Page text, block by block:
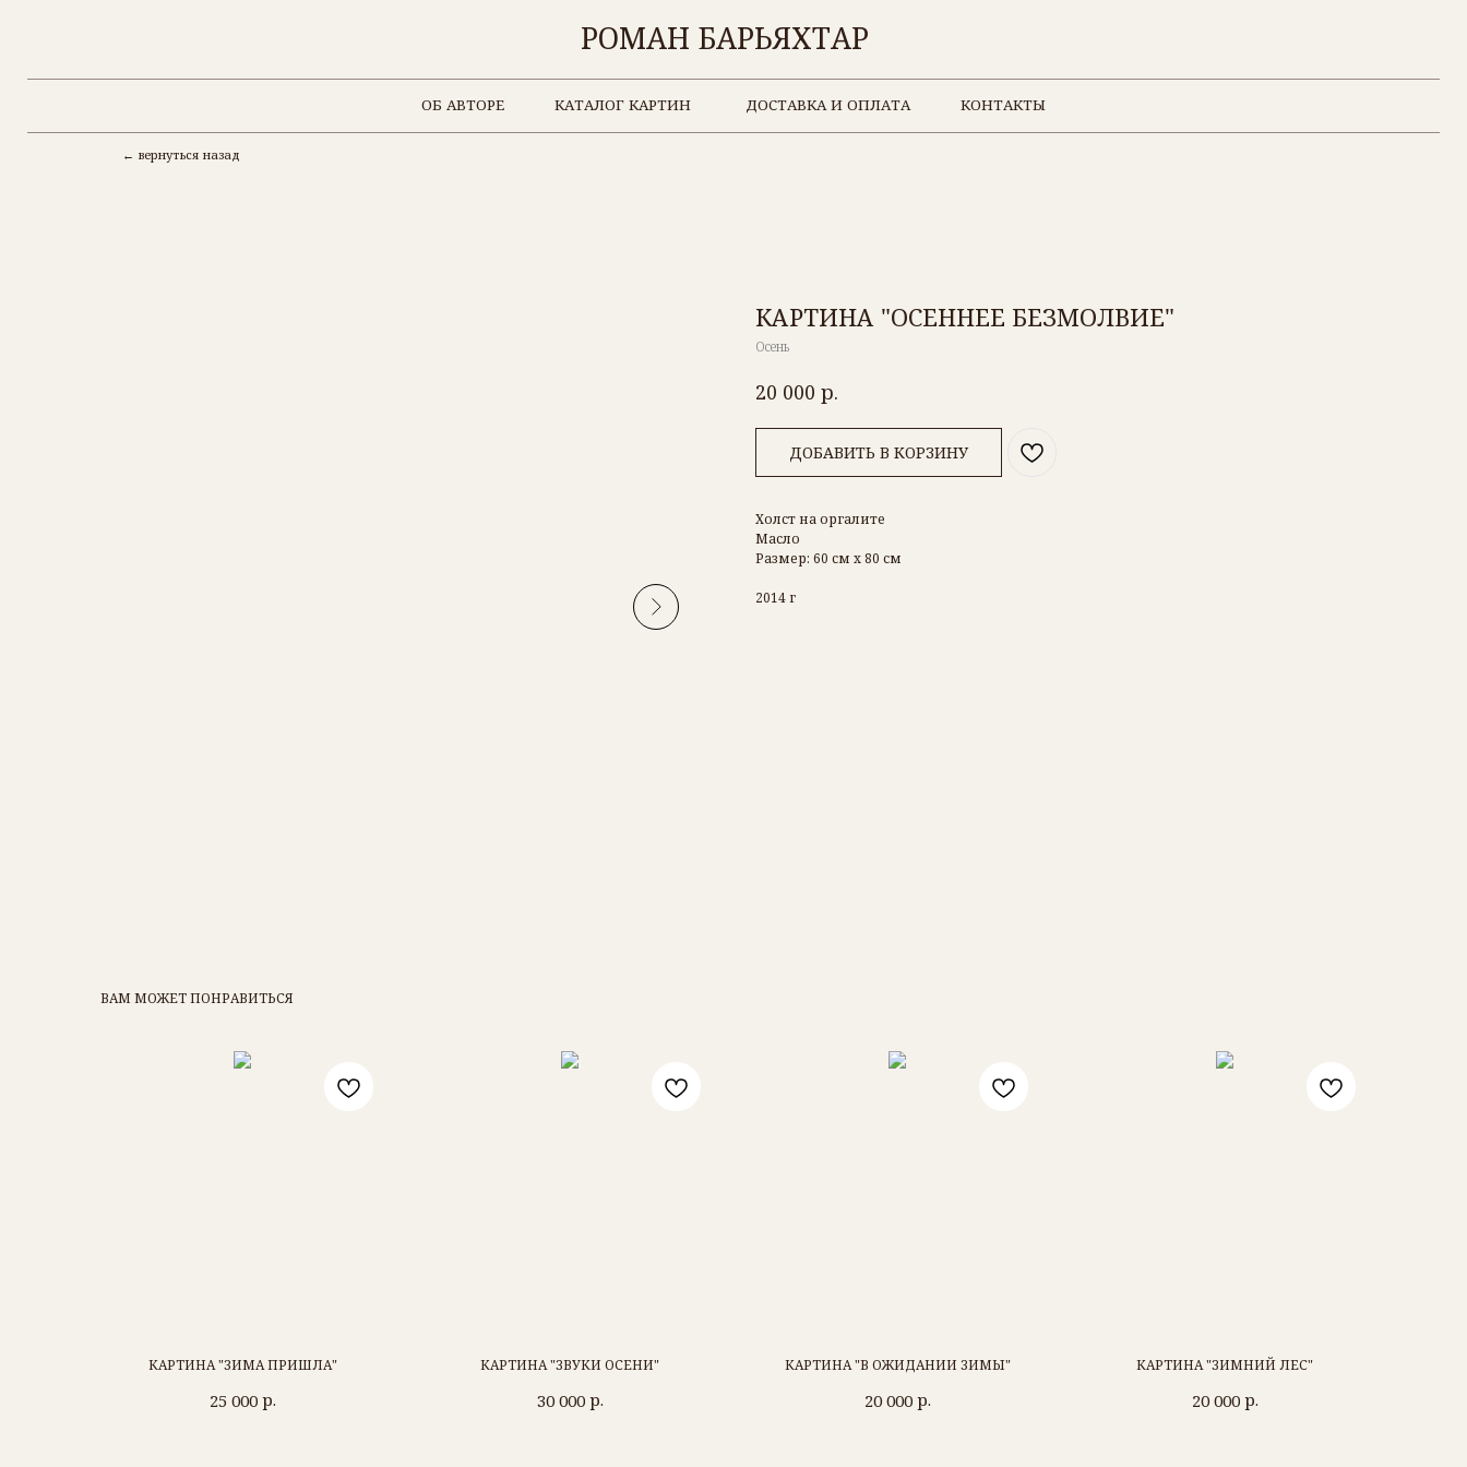
РОМАН БАРЬЯХТАР
← вернуться назад
КАРТИНА "ОСЕННЕЕ БЕЗМОЛВИЕ"
Осень
20 000 р.
ДОБАВИТЬ В КОРЗИНУ
Холст на оргалите
Масло
Размер: 60 см х 80 см
2014 г
ВАМ МОЖЕТ ПОНРАВИТЬСЯ
КАРТИНА "ЗИМА ПРИШЛА"
25 000 р.
КАРТИНА "ЗВУКИ ОСЕНИ"
30 000 р.
КАРТИНА "В ОЖИДАНИИ ЗИМЫ"
20 000 р.
КАРТИНА "ЗИМНИЙ ЛЕС"
20 000 р.
РОМАН БАРЬЯХТАР